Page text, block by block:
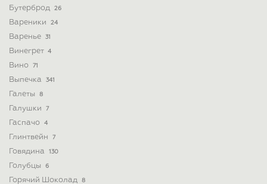
Бутерброд 26
Вареники 24
Варенье 31
Винегрет 4
Вино 71
Выпечка 341
Галеты 8
Галушки 7
Гаспачо 4
Глинтвейн 7
Говядина 130
Голубцы 6
Горячий Шоколад 8